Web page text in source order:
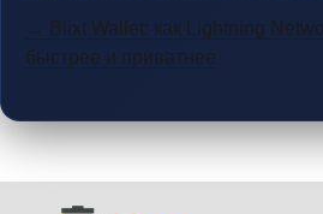
→ Blixt Wallet: как Lightning
быстрее и приватнее